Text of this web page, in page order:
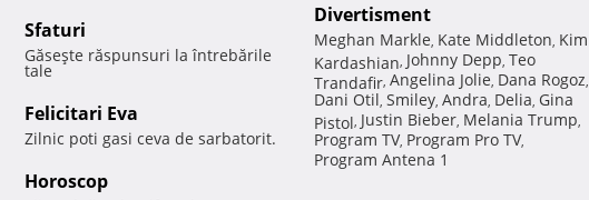
Sfaturi
Găseşte răspunsuri la întrebările
tale
Felicitari Eva
Zilnic poti gasi ceva de sarbatorit.
Horoscop
Divertisment
Meghan Markle, Kate Middleton, Kim
Kardashian, Johnny Depp, Teo
Trandafir, Angelina Jolie, Dana Rogoz,
Dani Otil, Smiley, Andra, Delia, Gina
Pistol, Justin Bieber, Melania Trump,
Program TV, Program Pro TV,
Program Antena 1